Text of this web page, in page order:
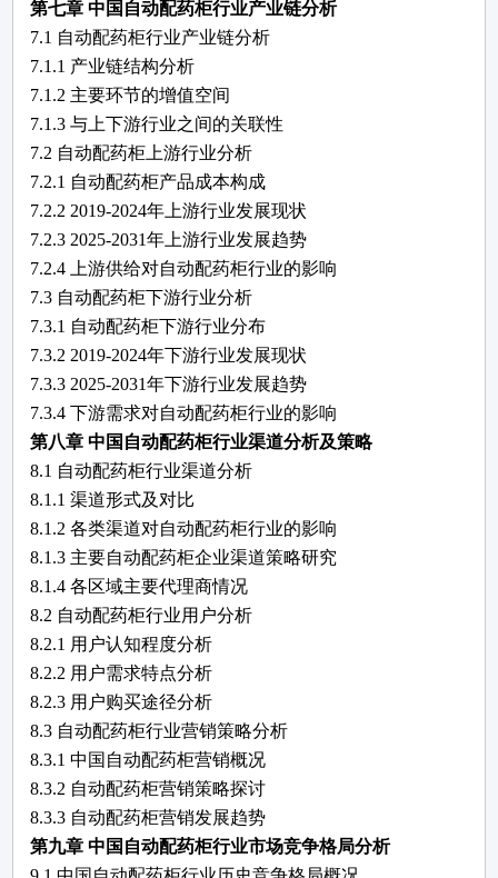
第七章 中国 自动配药柜行业产业链分析
7.1 自动配药柜行业产业链分析
7.1.1 产业链结构分析
7.1.2 主要环节的增值空间
7.1.3 与上下游行业之间的关联性
7.2 自动配药柜 上游行业分析
7.2.1 自动配药柜产品成本构成
7.2.2 2019-2024年上游行业发展现状
7.2.3 2025-2031年上游行业发展趋势
7.2.4 上游供给对自动配药柜行业的影响
7.3 自动配药柜下游行业分析
7.3.1 自动配药柜下游行业分布
7.3.2 2019-2024年下游行业发展现状
7.3.3 2025-2031年下游行业发展趋势
7.3.4 下游需求对自动配药柜行业的影响
第八章 中国 自动配药柜行业渠道分析及策略
8.1 自动配药柜行业渠道分析
8.1.1 渠道形式及对比
8.1.2 各类渠道对自动配药柜行业的影响
8.1.3 主要自动配药柜企业渠道策略研究
8.1.4 各区域主要代理商情况
8.2 自动配药柜行业用户分析
8.2.1 用户认知程度分析
8.2.2 用户需求特点分析
8.2.3 用户购买途径分析
8.3 自动配药柜行业营销策略分析
8.3.1 中国 自动配药柜营销概况
8.3.2 自动配药柜营销策略探讨
8.3.3 自动配药柜营销发展趋势
第九章 中国自动配药柜行业市场竞争格局分析